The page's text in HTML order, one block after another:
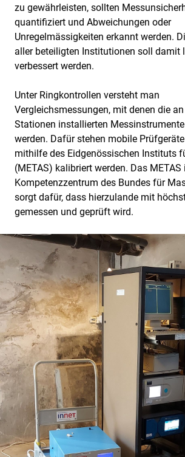
zu gewährleisten, sollten
quantifiziert und Abweichungen oder
Unregelmässigkeiten erkannt werden.
aller beteiligten Institutionen soll damit
verbessert werden.
Unter Ringkontrollen versteht man
Vergleichsmessungen, mit denen die
Stationen installierten
werden. Dafür stehen mobile
mithilfe des Eidgenössischen Instituts
(METAS) kalibriert werden. Das METAS
Kompetenzzentrum des Bundes für
sorgt dafür, dass hierzulande mit
gemessen und geprüft wird.